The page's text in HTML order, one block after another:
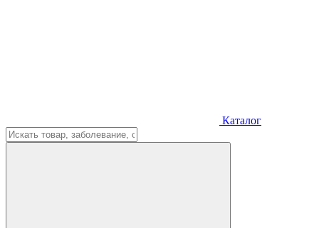
Каталог